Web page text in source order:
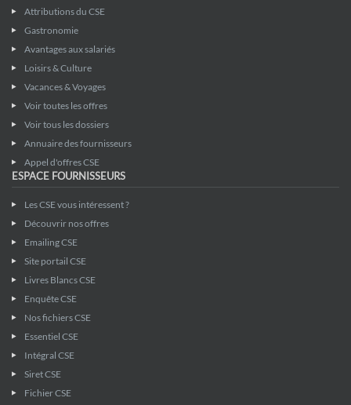
Attributions du CSE
Gastronomie
Avantages aux salariés
Loisirs & Culture
Vacances & Voyages
Voir toutes les offres
Voir tous les dossiers
Annuaire des fournisseurs
Appel d'offres CSE
ESPACE FOURNISSEURS
Les CSE vous intéressent ?
Découvrir nos offres
Emailing CSE
Site portail CSE
Livres Blancs CSE
Enquête CSE
Nos fichiers CSE
Essentiel CSE
Intégral CSE
Siret CSE
Fichier CSE